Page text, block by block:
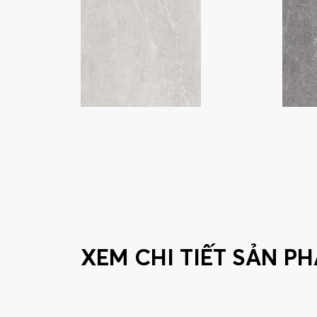
XEM CHI TIẾT SẢN